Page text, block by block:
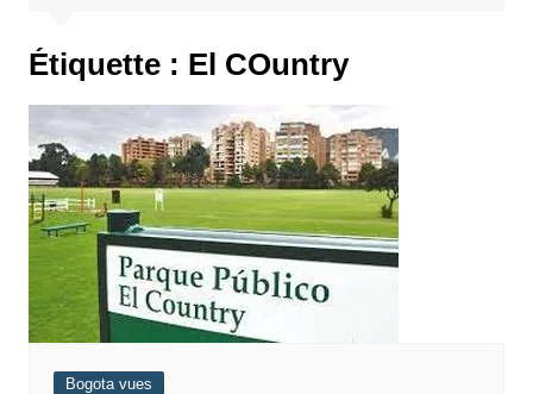
Étiquette : El COuntry
Bogota vues